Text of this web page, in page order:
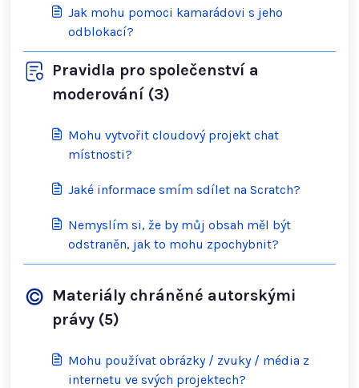
Jak mohu pomoci kamarádovi s jeho
odblokací?
Pravidla pro společenství a
moderování (3)
Mohu vytvořit cloudový projekt chat
místnosti?
Jaké informace smím sdílet na Scratch?
Nemyslím si, že by můj obsah měl být
odstraněn, jak to mohu zpochybnit?
Materiály chráněné autorskými
právy (5)
Mohu používat obrázky / zvuky / média z
internetu ve svých projektech?